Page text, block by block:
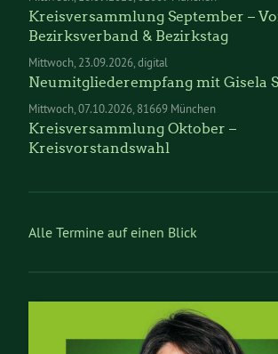
Kreisversammlung September –
Bezirksverband & Bezirkstag
Mittwoch 23.09.2026 digital
Neumitgliederempfang mit Gisela
Mittwoch 07.10.2026 81669 München
Kreisversammlung Oktober –
Kreisvorstandswahl
Alle Termine auf einen Blick